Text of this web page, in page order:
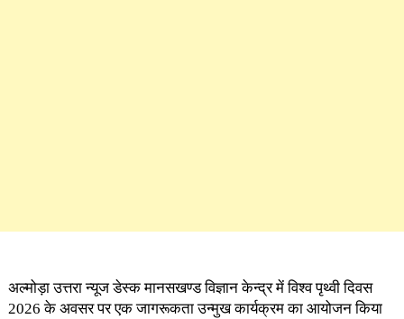
अल्मोड़ा उत्तरा न्यूज डेस्क मानसखण्ड विज्ञान केन्द्र में विश्व पृथ्वी दिवस
2026 के अवसर पर एक जागरूकता उन्मुख कार्यक्रम का आयोजन किया